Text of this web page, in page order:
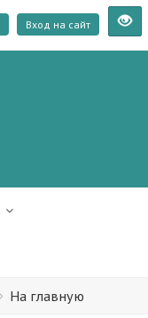
Вход на сайт
На главную